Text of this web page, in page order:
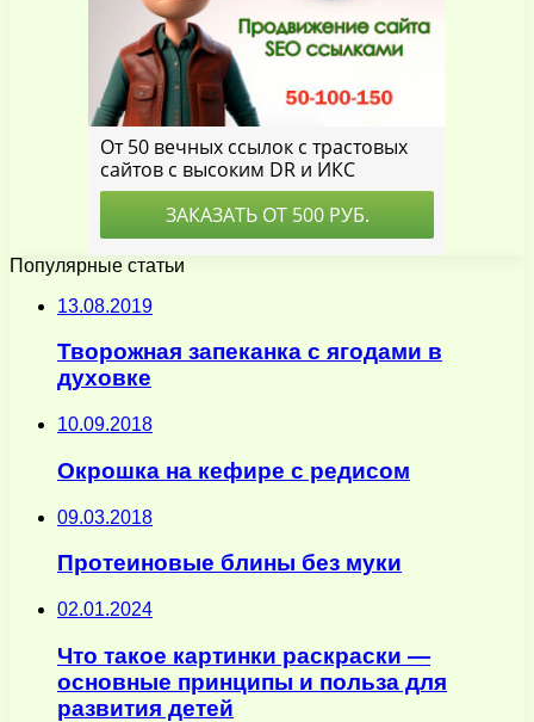
Популярные статьи
13.08.2019
Творожная запеканка с ягодами в
духовке
10.09.2018
Окрошка на кефире с редисом
09.03.2018
Протеиновые блины без муки
02.01.2024
Что такое картинки раскраски —
основные принципы и польза для
развития детей